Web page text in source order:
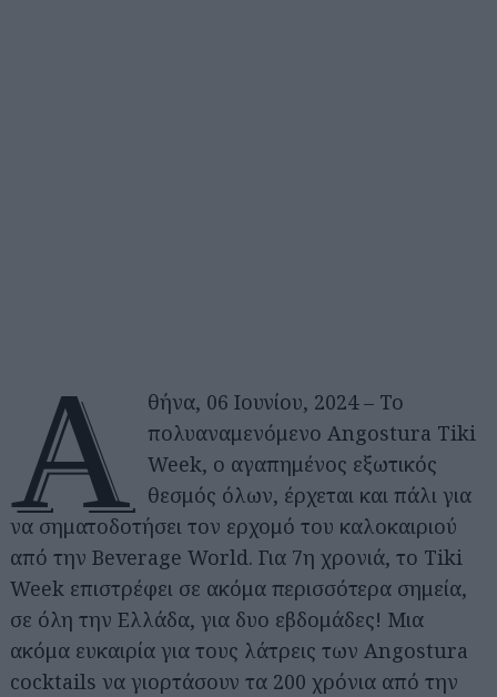
Α
θήνα, 06 Ιουνίου, 2024 – Το
πολυαναμενόμενο Angostura Tiki
Week, o αγαπημένος εξωτικός
θεσμός όλων, έρχεται και πάλι για
να σηματοδοτήσει τον ερχομό του καλοκαιριού
από την Beverage World. Για 7η χρονιά, το Tiki
Week επιστρέφει σε ακόμα περισσότερα σημεία,
σε όλη την Ελλάδα, για δυο εβδομάδες! Μια
ακόμα ευκαιρία για τους λάτρεις των Angostura
cocktails να γιορτάσουν τα 200 χρόνια από την